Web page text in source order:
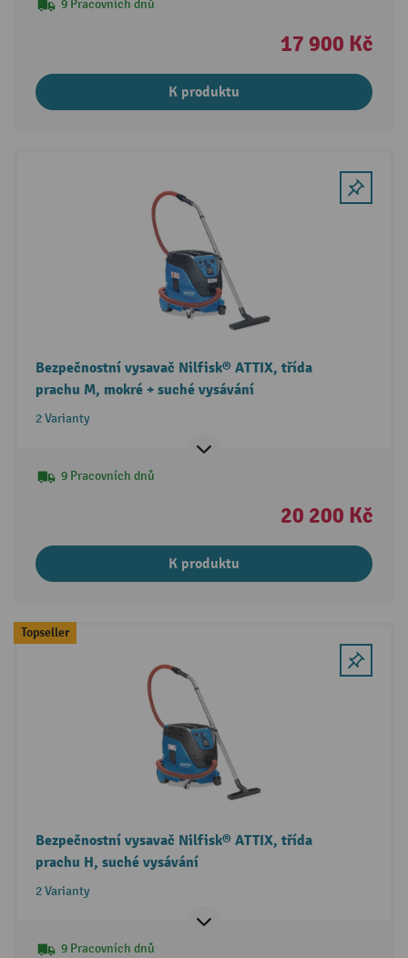
9 Pracovních dnů
17 900 Kč
K produktu
Bezpečnostní vysavač Nilfisk® ATTIX, třída
prachu M, mokré + suché vysávání
2 Varianty
9 Pracovních dnů
20 200 Kč
K produktu
Topseller
Bezpečnostní vysavač Nilfisk® ATTIX, třída
prachu H, suché vysávání
2 Varianty
9 Pracovních dnů